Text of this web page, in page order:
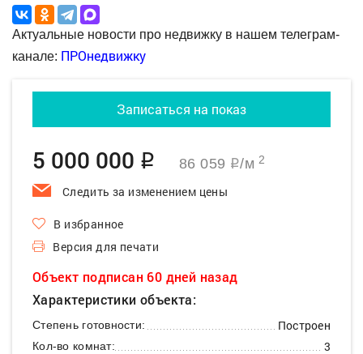
Актуальные новости про недвижку в нашем телеграм-
канале: ПРОнедвижку
Записаться на показ
5 000 000 q 86 059 q/м2
Следить за изменением цены
В избранное
Версия для печати
Объект подписан 60 дней назад
Характеристики объекта:
Степень готовности: Построен
Кол-во комнат: 3